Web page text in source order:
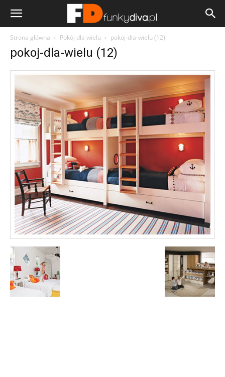
Strona główna Pokój dla wielu pokoj-dla-wielu (12)
pokoj-dla-wielu (12)